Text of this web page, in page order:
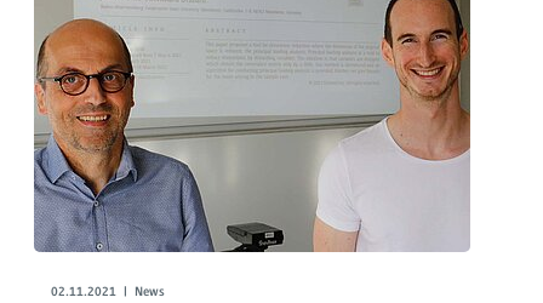
02.11.2021 | News